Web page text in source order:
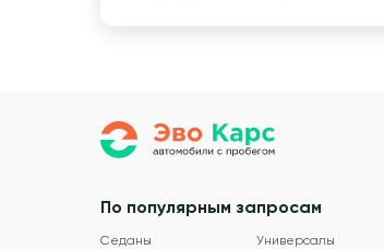
По популярным запросам
Седаны Универсалы